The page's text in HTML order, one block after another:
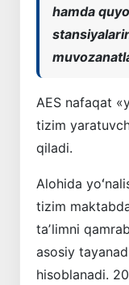
hamda
AES nafaqat
tizim
qiladi.
Alohida
tizim
taʼlimni
asosiy
hisoblanadi.